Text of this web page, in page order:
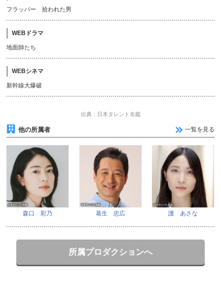
フラッパー 拾われた男
WEBドラマ
地面師たち
WEBシネマ
新幹線大爆破
出典：日本タレント名鑑
他の所属者 一覧を見る
森口 彩乃 葛生 忠広 護 あさな
所属プロダクションへ